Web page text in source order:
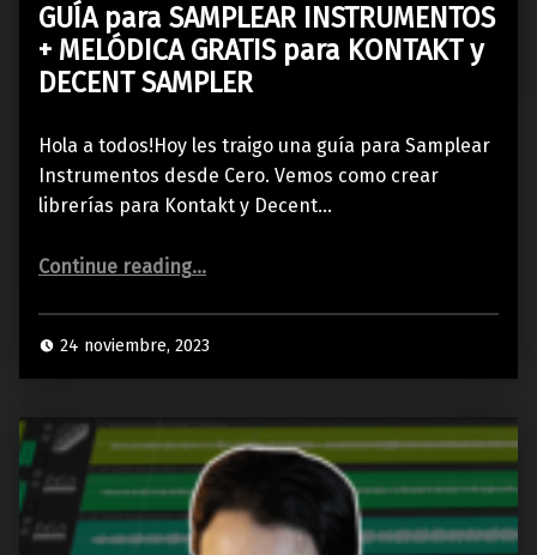
GUÍA para SAMPLEAR INSTRUMENTOS
+ MELÓDICA GRATIS para KONTAKT y
DECENT SAMPLER
Hola a todos!Hoy les traigo una guía para Samplear
Instrumentos desde Cero. Vemos como crear
librerías para Kontakt y Decent…
Continue reading“GUÍA para SAMPLEAR INSTRUMENTOS + MELÓDICA GRATIS para KONTAKT y DECENT SAMPLER”
…
24 noviembre, 2023